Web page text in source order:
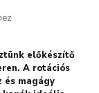
előkészítő
A rotációs
és magágy